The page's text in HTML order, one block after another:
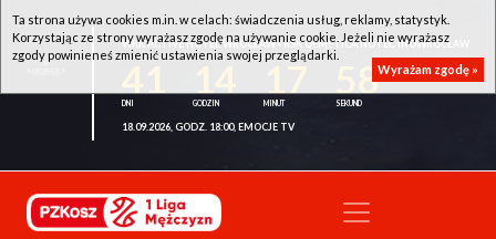
WKK ACTIVE HOTEL WROCŁAW - KSK QEMETICA NOTEĆ INOWROCŁAW
58
18.09.2026, GODZ. 18:00, EMOCJE TV
Ta strona używa cookies m.in. w celach: świadczenia usług, reklamy, statystyk.
Korzystając ze strony wyrażasz zgodę na używanie cookie. Jeżeli nie wyrażasz
zgody powinieneś zmienić ustawienia swojej przeglądarki.
Wyrażam zgodę »